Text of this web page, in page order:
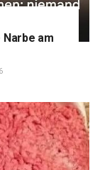
am